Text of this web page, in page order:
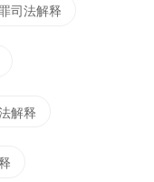
，处十年以上有
实和法律作枉法
徒刑或者拘役；
司法解释
解释